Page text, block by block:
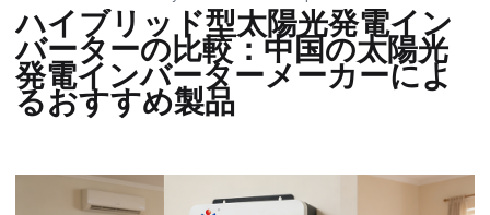
ハイブリッド型太陽光発電イン
バーターの比較：中国の太陽光
発電インバーターメーカーによ
るおすすめ製品